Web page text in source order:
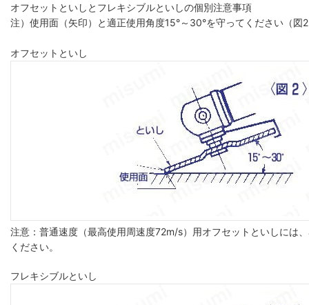
オフセットといしとフレキシブルといしの個別注意事項
注）使用面（矢印）と適正使用角度15°～30°を守ってください（図
オフセットといし
注意：普通速度（最高使用周速度72m/s）用オフセットといしには
ください。
フレキシブルといし